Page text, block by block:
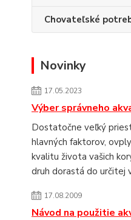
Chovateľské
Novinky
17.05.2023
Výber správneho
Dostatočne veľký
hlavných faktorov,
kvalitu života vašich
druh dorastá do určitej
17.08.2009
Návod na použitie